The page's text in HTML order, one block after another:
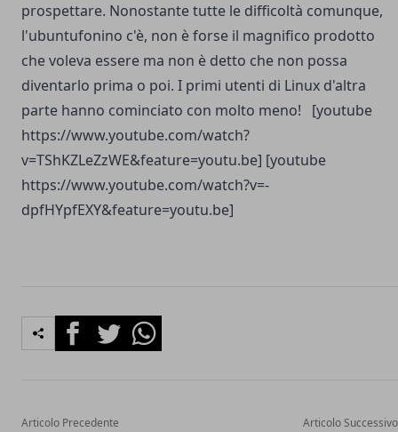
prospettare. Nonostante tutte le difficoltà comunque,
l'ubuntufonino c'è, non è forse il magnifico prodotto
che voleva essere ma non è detto che non possa
diventarlo prima o poi. I primi utenti di Linux d'altra
parte hanno cominciato con molto meno! [youtube
https://www.youtube.com/watch?
v=TShKZLeZzWE&feature=youtu.be] [youtube
https://www.youtube.com/watch?v=-
dpfHYpfEXY&feature=youtu.be]
FacebookTwitterWhatsapp
Articolo Precedente Articolo Successivo